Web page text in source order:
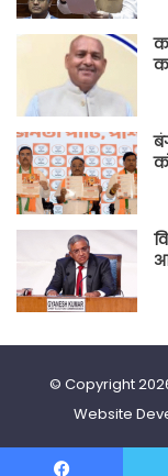
© Copyright
Website